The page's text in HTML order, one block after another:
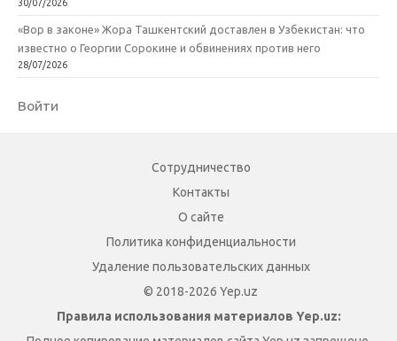
30/07/2026
«Вор в законе» Жора Ташкентский доставлен в Узбекистан: что
известно о Георгии Сорокине и обвинениях против него
28/07/2026
Войти
Сотрудничество
Контакты
О сайте
Политика конфиденциальности
Удаление пользовательских данных
© 2018-2026 Yep.uz
Правила использования материалов Yep.uz: